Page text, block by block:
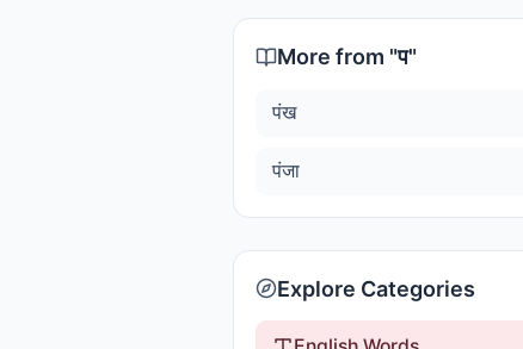
More from "प"
पंख
पंजा
Explore Categories